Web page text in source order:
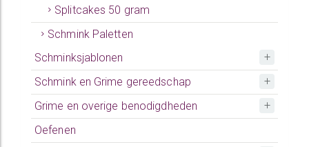
Splitcakes 50 gram
Schmink Paletten
Schminksjablonen
Schmink en Grime gereedschap
Grime en overige benodigdheden
Oefenen